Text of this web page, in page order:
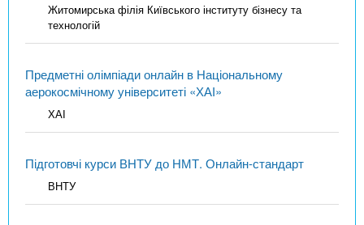
Житомирська філія Київського інституту бізнесу та
технологій
Предметні олімпіади онлайн в Національному
аерокосмічному університеті «ХАІ»
ХАІ
Підготовчі курси ВНТУ до НМТ. Онлайн-стандарт
ВНТУ